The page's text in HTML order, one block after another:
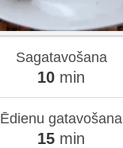
Sagatavošana
10 min
Ēdienu gatavošana
15 min